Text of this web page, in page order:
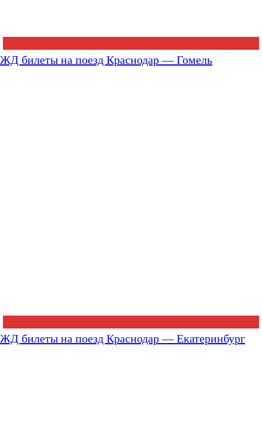
ЖД билеты на поезд Краснодар — Гомель
ЖД билеты на поезд Краснодар — Екатеринбург